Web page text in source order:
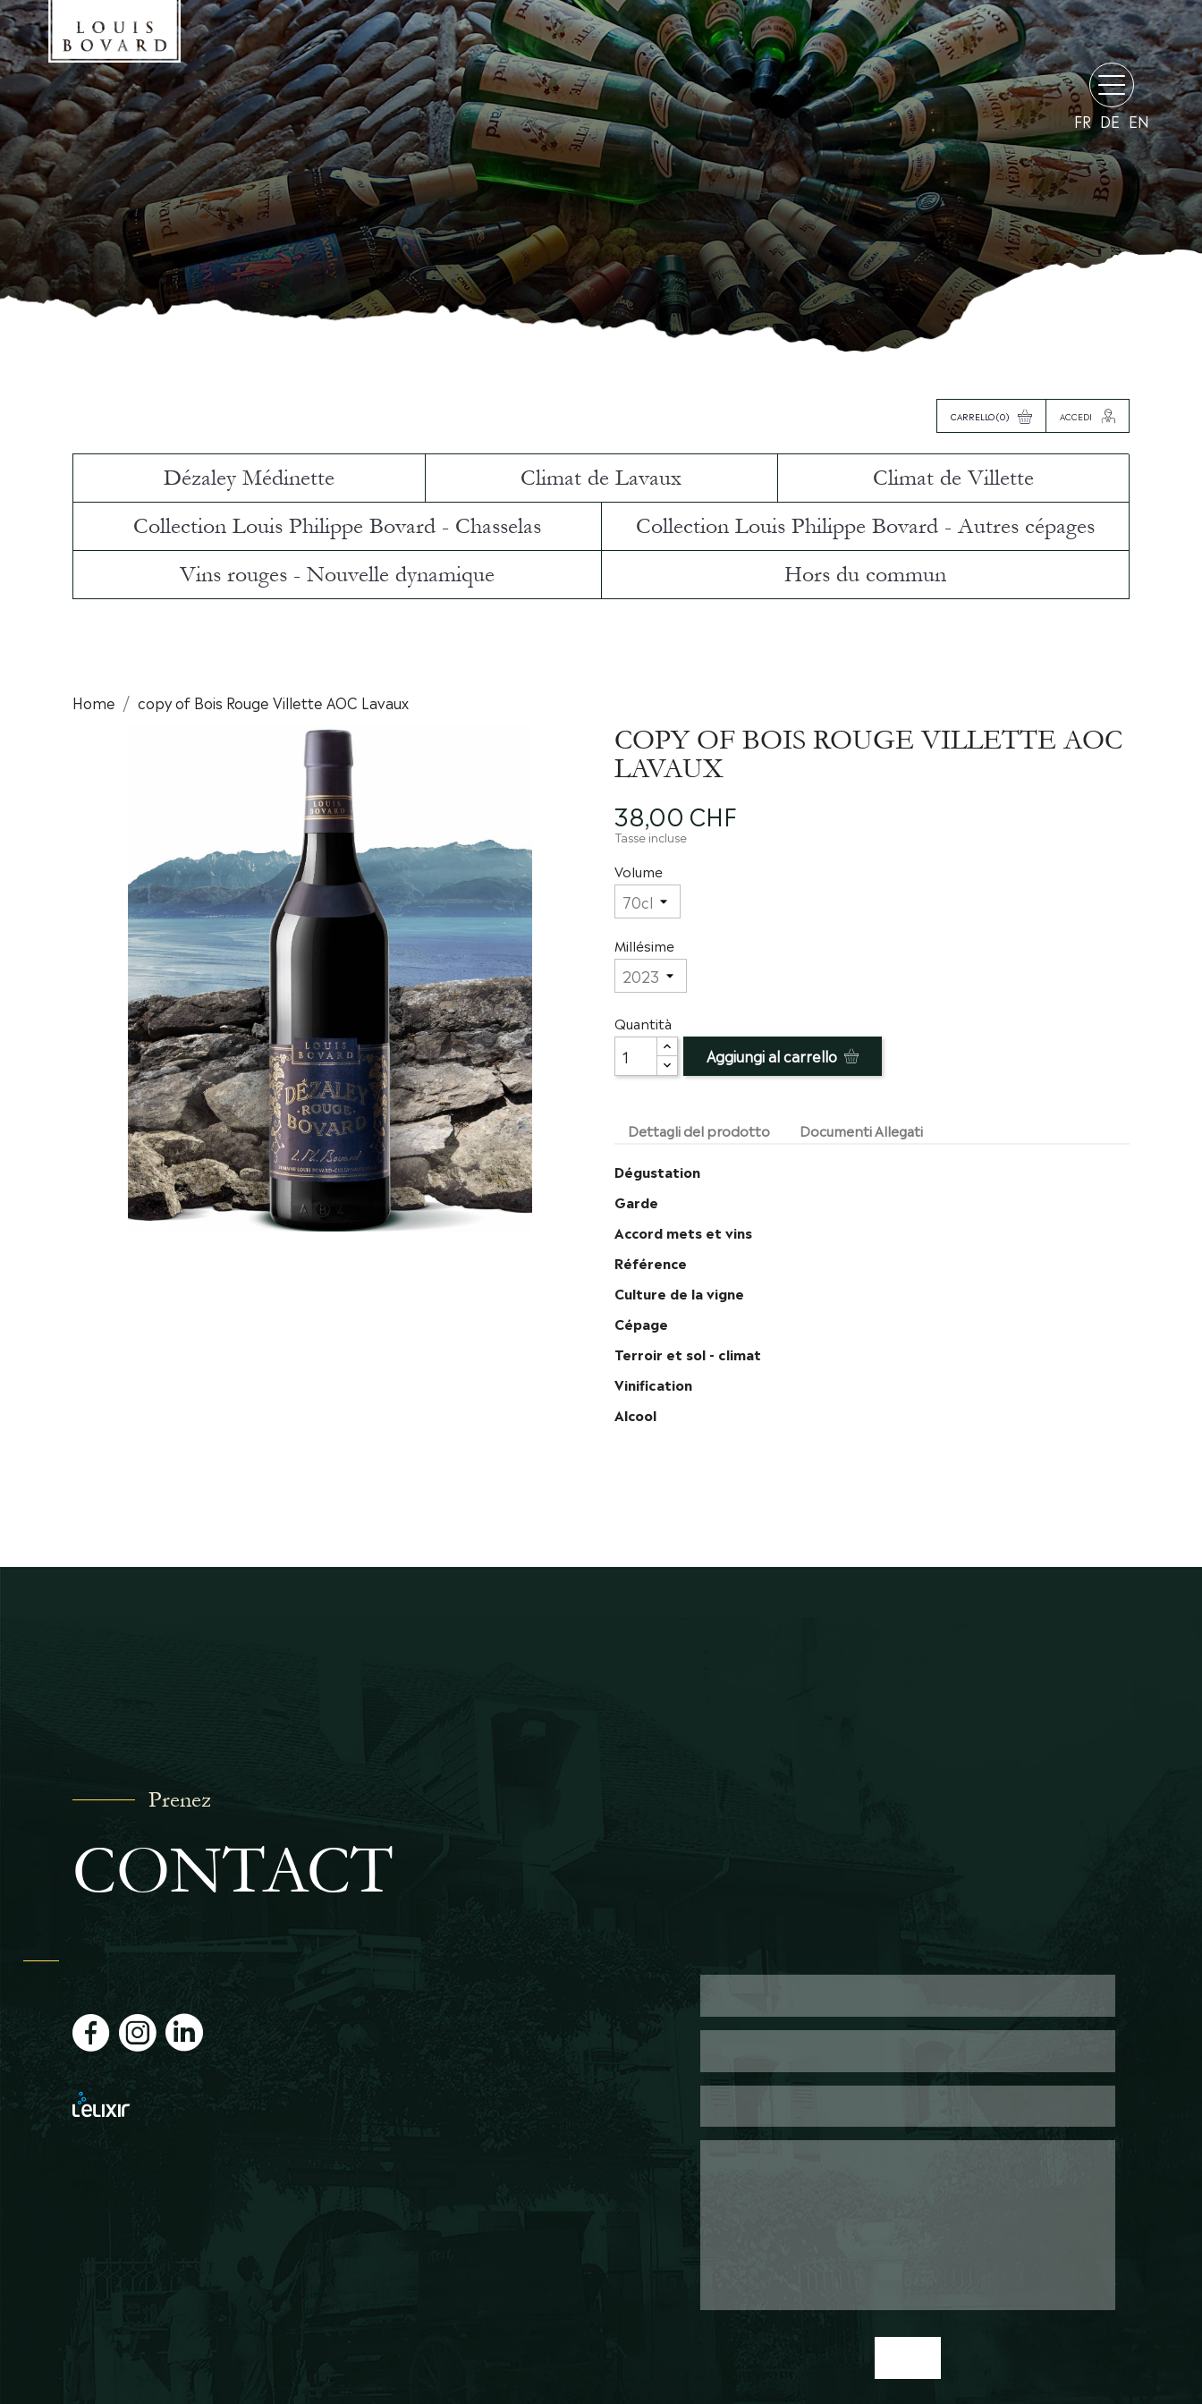
FR DE EN
CARRELLO(0) ACCEDI
Dézaley Médinette Climat de Lavaux
Climat de Villette
Collection Louis Philippe Bovard - Chasselas
Collection Louis Philippe Bovard - Autres cépages
Vins rouges - Nouvelle dynamique
Hors du commun
Home copy of Bois Rouge Villette AOC Lavaux
COPY OF BOIS ROUGE VILLETTE AOC
LAVAUX
38,00 CHF
Tasse incluse
Volume
Millésime
Quantità
Aggiungi al carrello
Dettagli del prodotto Documenti Allegati
Dégustation
Garde
Accord mets et vins
Référence
Culture de la vigne
Cépage
Terroir et sol - climat
Vinification
Alcool
Prenez
CONTACT